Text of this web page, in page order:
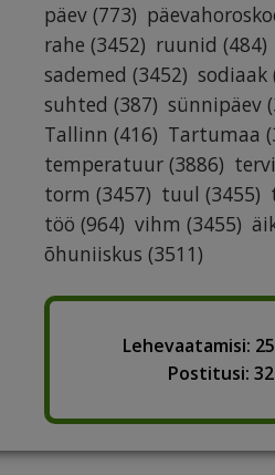
päev (773)
rahe (3452) ruunid (484)
sademed (3452) sodiaak
suhted (387) sünnipäev
Tallinn (416) Tartumaa
temperatuur (3886)
torm (3457) tuul (3455)
töö (964) vihm (3455)
õhuniiskus (3511)
Lehevaatamisi:
Postitusi: